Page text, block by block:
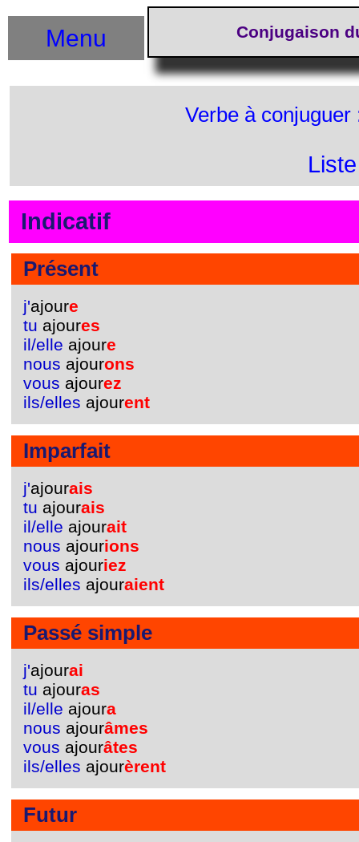
Conjugaison
Menu
Verbe à
Indicatif
Présent
j'ajoure
tu ajoures
il/elle ajoure
nous ajourons
vous ajourez
ils/elles ajourent
Imparfait
j'ajourais
tu ajourais
il/elle ajourait
nous ajourions
vous ajouriez
ils/elles ajouraient
Passé simple
j'ajourai
tu ajouras
il/elle ajoura
nous ajourâmes
vous ajourâtes
ils/elles ajourèrent
Futur